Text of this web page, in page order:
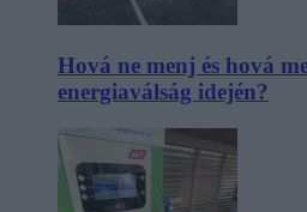
Hová ne menj és hová
energiaválság idején?